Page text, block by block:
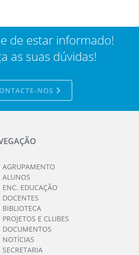
de estar informado!
as suas dúvidas!
NOS
AGRUPAMENTO
ALUNOS
ENC. EDUCAÇÃO
DOCENTES
BIBLIOTECA
PROJETOS E CLUBES
DOCUMENTOS
NOTÍCIAS
SECRETARIA